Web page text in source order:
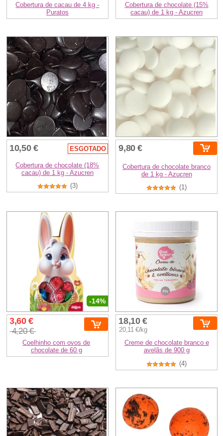
Cobertura de cacau de 4 kg -
Puratos
Cobertura de chocolate (15%
cacau) de 1 kg - Azucren
10,50 € ESGOTADO
Cobertura de chocolate (18%
cacau) de 1 kg - Azucren
(3)
9,80 €
Cobertura de chocolate branco
de 1 kg - Azucren
(1)
-14%
3,60 €
4,20 €
Coelhinho com ovos de
chocolate de 60 g
18,10 €
20,11 €/kg
Creme de chocolate branco e
avelãs de 900 g
(4)